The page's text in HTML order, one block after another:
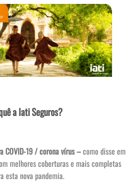
a Iati Seguros?
COVID-19 / corona vírus –como disse em
melhores coberturas e mais completas
esta nova pandemia.